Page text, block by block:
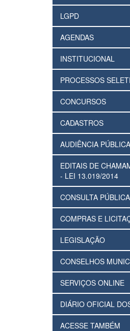
LGPD
AGENDAS
INSTITUCIONAL
PROCESSOS
CONCURSOS
CADASTROS
AUDIÊNCIA PÚBLICA
EDITAIS DE
- LEI 13.019/2014
CONSULTA PÚBLICA
COMPRAS E
LEGISLAÇÃO
CONSELHOS
SERVIÇOS ONLINE
DIÁRIO OFICIAL
ACESSE TAMBÉM